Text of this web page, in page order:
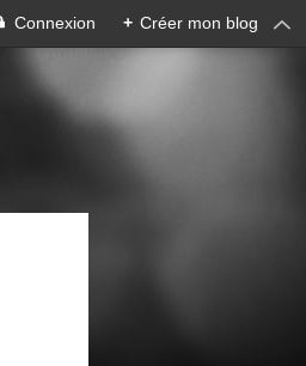
Connexion + Créer mon blog